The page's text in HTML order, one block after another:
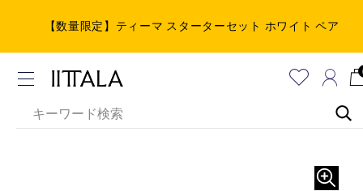
【数量限定】ティーマ スターターセット ホワイト ペア